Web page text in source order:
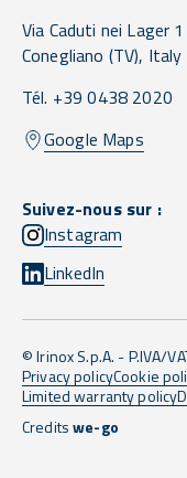
Via Caduti nei Lager
Conegliano (TV), Italy
Tél. +39 0438 2020
Google Maps
Suivez-nous sur :
Instagram
LinkedIn
© Irinox S.p.A. - P.IVA/
Privacy policyCookie
Limited warranty policy
Creditswe-go